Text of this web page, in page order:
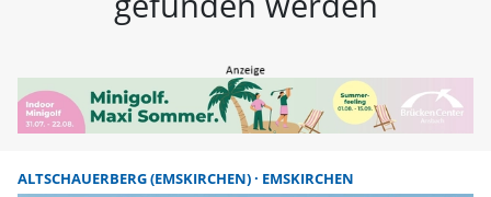
ALTSCHAUERBERG (EMSKIRCHEN) EMSKIRCHEN